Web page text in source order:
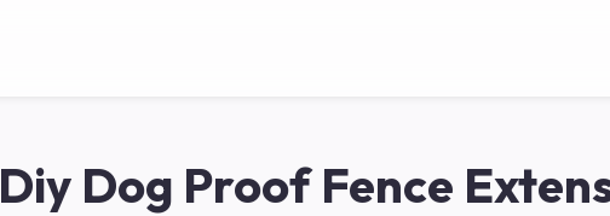
Diy Dog Proof Fence